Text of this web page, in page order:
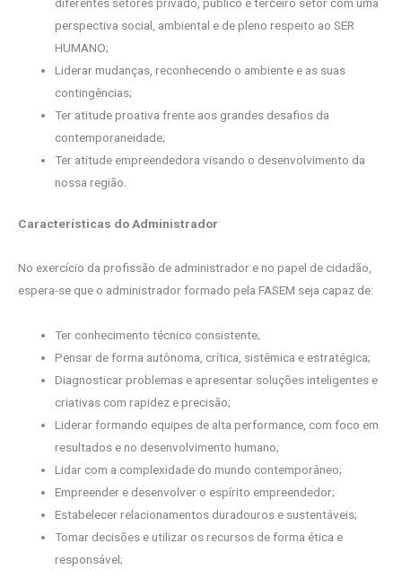
perspectiva social, ambiental e de pleno respeito ao SER
HUMANO;
Liderar mudanças, reconhecendo o ambiente e as suas
contingências;
Ter atitude proativa frente aos grandes desafios da
contemporaneidade;
Ter atitude empreendedora visando o desenvolvimento da
nossa região.
Características do Administrador
No exercício da profissão de administrador e no papel de cidadão,
espera-se que o administrador formado pela FASEM seja capaz de:
Ter conhecimento técnico consistente;
Pensar de forma autônoma, crítica, sistêmica e estratégica;
Diagnosticar problemas e apresentar soluções inteligentes e
criativas com rapidez e precisão;
Liderar formando equipes de alta performance, com foco em
resultados e no desenvolvimento humano;
Lidar com a complexidade do mundo contemporâneo;
Empreender e desenvolver o espírito empreendedor;
Estabelecer relacionamentos duradouros e sustentáveis;
Tomar decisões e utilizar os recursos de forma ética e
responsável;